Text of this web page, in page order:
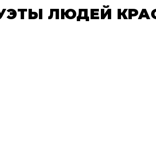
ЛЮДЕЙ
на стекле